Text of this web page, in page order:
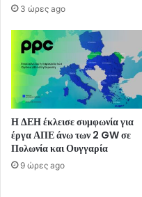
3 ώρες ago
Η ΔΕΗ έκλεισε συμφωνία για
έργα ΑΠΕ άνω των 2 GW σε
Πολωνία και Ουγγαρία
9 ώρες ago